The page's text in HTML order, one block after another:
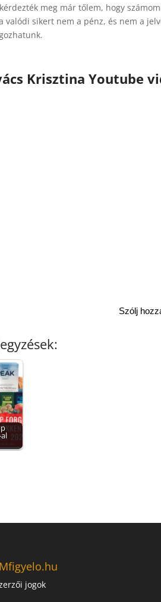
meg már tőlem, hogy
valódi sikert nem a pénz, és nem a
Krisztina Youtube
Szólj
jogok